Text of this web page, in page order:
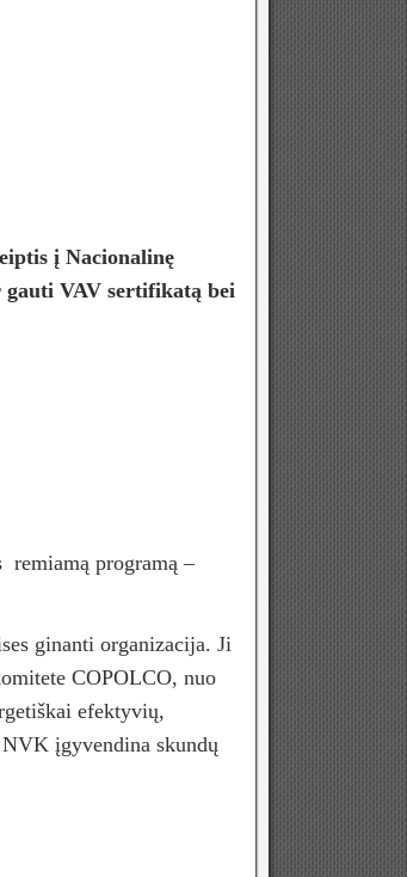
į Nacionalinę
VAV sertifikatą bei
remiamą programą –
ginanti organizacija. Ji
COPOLCO, nuo
efektyvių,
įgyvendina skundų